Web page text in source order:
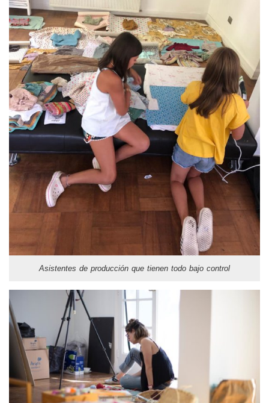
Asistentes de producción que tienen todo bajo control